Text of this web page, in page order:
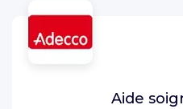
Aide